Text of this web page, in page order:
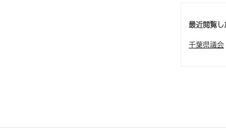
最近閲覧
千葉県議会